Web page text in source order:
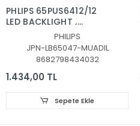
PHLIPS 65PUS6412/12
LED BACKLIGHT ,
65PUS6523,
65PUS6162/12,
65PUS6262,
65PUS6703,
65PUS6753, LED BAR,
LB65047 V1_03,
TPT650UA-QVN06
PHILIPS
JPN-LB65047-MUADIL
8682798434032
1.434,00 TL
Sepete Ekle